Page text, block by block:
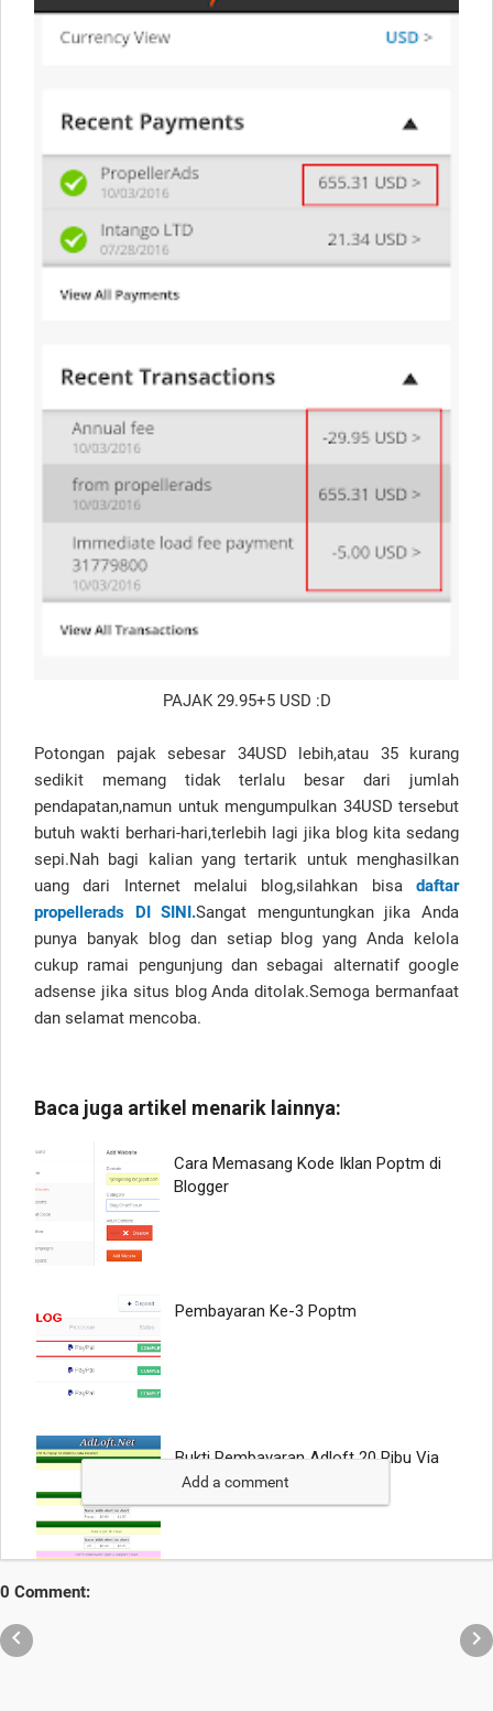
PAJAK 29.95+5 USD :D
Potongan pajak sebesar 34USD lebih,atau 35 kurang
sedikit memang tidak terlalu besar dari jumlah
pendapatan,namun untuk mengumpulkan 34USD tersebut
butuh wakti berhari-hari,terlebih lagi jika blog kita sedang
sepi.Nah bagi kalian yang tertarik untuk menghasilkan
uang dari Internet melalui blog,silahkan bisa daftar
propellerads DI SINI.Sangat menguntungkan jika Anda
punya banyak blog dan setiap blog yang Anda kelola
cukup ramai pengunjung dan sebagai alternatif google
adsense jika situs blog Anda ditolak.Semoga bermanfaat
dan selamat mencoba.
Add a comment
0 Comment:
 